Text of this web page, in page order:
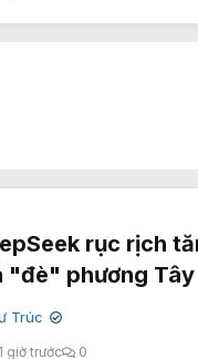
rục rịch
"đè" phương
Trúc ✔
1 giờ trước 0